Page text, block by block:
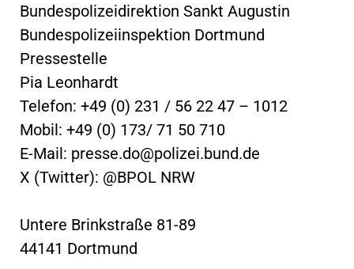
Bundespolizeidirektion Sankt Augustin
Bundespolizeiinspektion Dortmund
Pressestelle
Pia Leonhardt
Telefon: +49 (0) 231 / 56 22 47 – 1012
Mobil: +49 (0) 173/ 71 50 710
E-Mail: presse.do@polizei.bund.de
X (Twitter): @BPOL NRW
Untere Brinkstraße 81-89
44141 Dortmund